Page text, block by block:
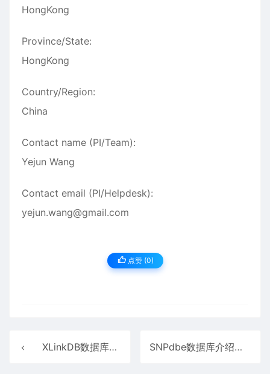
HongKong
Province/State:
HongKong
Country/Region:
China
Contact name (PI/Team):
Yejun Wang
Contact email (PI/Helpdesk):
yejun.wang@gmail.com
点赞 (0)
XLinkDB数据库介绍 SNPdbe数据库介绍